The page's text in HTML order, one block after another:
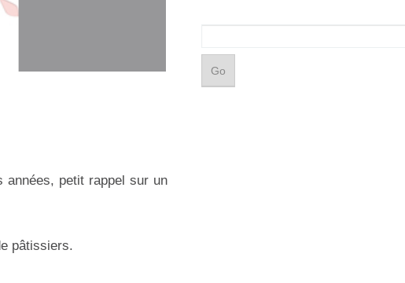
années, petit rappel sur un
pâtissiers.